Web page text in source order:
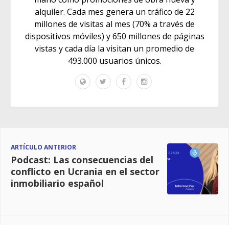
alquiler. Cada mes genera un tráfico de 22
millones de visitas al mes (70% a través de
dispositivos móviles) y 650 millones de páginas
vistas y cada día la visitan un promedio de
493.000 usuarios únicos.
ARTÍCULO ANTERIOR
Podcast: Las consecuencias del
conflicto en Ucrania en el sector
inmobiliario español